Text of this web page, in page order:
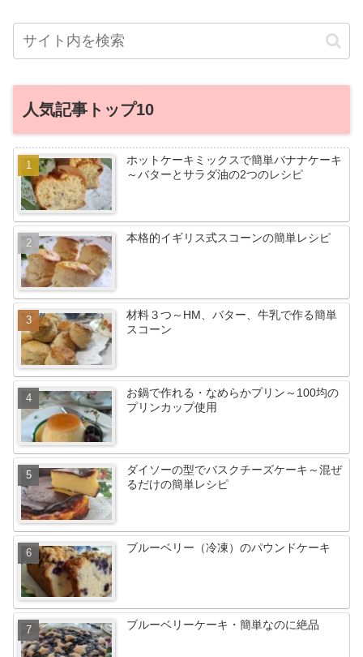
人気記事トップ10
ホットケーキミックスで簡単バナナケーキ
～バターとサラダ油の2つのレシピ
本格的イギリス式スコーンの簡単レシピ
材料３つ～HM、バター、牛乳で作る簡単
スコーン
お鍋で作れる・なめらかプリン～100均の
プリンカップ使用
ダイソーの型でバスクチーズケーキ～混ぜ
るだけの簡単レシピ
ブルーベリー（冷凍）のパウンドケーキ
ブルーベリーケーキ・簡単なのに絶品